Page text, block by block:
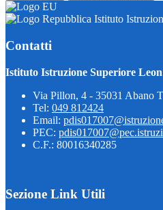
Istituto
Contatti
Istituto Istruzione Superiore
Via Pillon, 4 - 35031 Abano
Tel: 049 812424
Email:
PEC:
C.F.: 80016340285
Sezione Link Utili